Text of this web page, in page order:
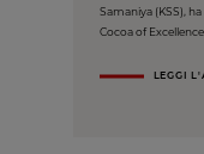
Samaniya (KSS),
Cocoa of
LEGGI